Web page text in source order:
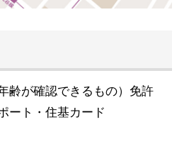
齢が確認できるもの）免許
ート・住基カード